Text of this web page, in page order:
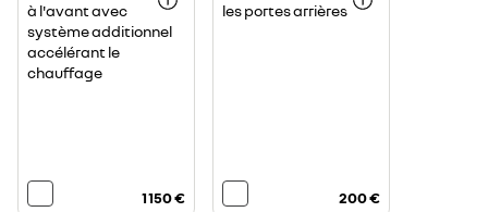
à l'avant avec
système additionnel
accélérant le
chauffage
1 150 €
les portes arrières
200 €